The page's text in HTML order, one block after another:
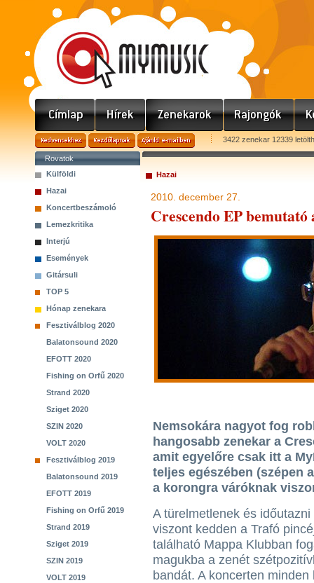
3422 zenekar 12339
Rovatok
Külföldi
Hazai
Koncertbeszámoló
Lemezkritika
Interjú
Események
Gitársuli
TOP 5
Hónap zenekara
Fesztiválblog 2020
Balatonsound 2020
EFOTT 2020
Fishing on Orfű 2020
Strand 2020
Sziget 2020
SZIN 2020
VOLT 2020
Fesztiválblog 2019
Balatonsound 2019
EFOTT 2019
Fishing on Orfű 2019
Strand 2019
Sziget 2019
SZIN 2019
VOLT 2019
Hazai
2010. december 27.
Crescendo EP
Nemsokára nagyot fog
hangosabb zenekar a
amit egyelőre csak itt a
teljes egészében (szépen
a korongra váróknak
A türelmetlenek és
viszont kedden a Trafó
található Mappa Klubban
magukba a zenét
bandát. A koncerten minden